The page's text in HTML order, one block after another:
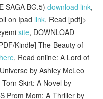
SAGA BG.5)download link,
on Ipad link, Read [pdf]>
site, DOWNLOAD
Kindle] The Beauty of
here, Read online: A Lord of
by Ashley McLeo
Skirt: A Novel by
Prom Mom: A Thriller by